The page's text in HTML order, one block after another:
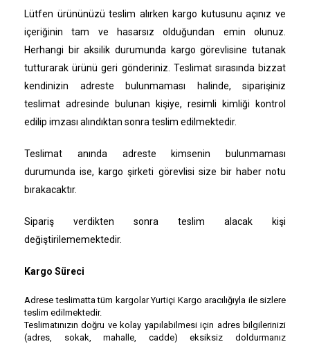
Lütfen ürününüzü teslim alırken kargo kutusunu açınız ve
içeriğinin tam ve hasarsız olduğundan emin olunuz.
Herhangi bir aksilik durumunda kargo görevlisine tutanak
tutturarak ürünü geri gönderiniz. Teslimat sırasında bizzat
kendinizin adreste bulunmaması halinde, siparişiniz
teslimat adresinde bulunan kişiye, resimli kimliği kontrol
edilip imzası alındıktan sonra teslim edilmektedir.
Teslimat anında adreste kimsenin bulunmaması
durumunda ise, kargo şirketi görevlisi size bir haber notu
bırakacaktır.
Sipariş verdikten sonra teslim alacak kişi
değiştirilememektedir.
Kargo Süreci
Adrese teslimatta tüm kargolar Yurtiçi Kargo aracılığıyla ile sizlere
teslim edilmektedir.
Teslimatınızın doğru ve kolay yapılabilmesi için adres bilgilerinizi
(adres, sokak, mahalle, cadde) eksiksiz doldurmanız